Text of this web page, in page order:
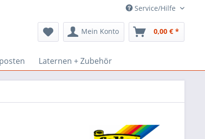
Service/Hilfe
Mein Konto 0,00 € *
Laternen + Zubehör